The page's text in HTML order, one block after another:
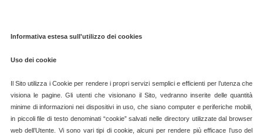
Informativa estesa sull'utilizzo dei cookies
Uso dei cookie
Il Sito utilizza i Cookie per rendere i propri servizi semplici e efficienti per l’utenza che
visiona le pagine. Gli utenti che visionano il Sito, vedranno inserite delle quantità
minime di informazioni nei dispositivi in uso, che siano computer e periferiche mobili,
in piccoli file di testo denominati “cookie” salvati nelle directory utilizzate dal browser
web dell’Utente. Vi sono vari tipi di cookie, alcuni per rendere più efficace l’uso del